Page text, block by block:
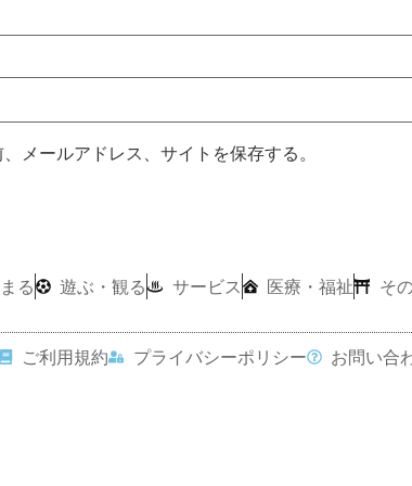
メールアドレス、サイトを保存する。
る 遊ぶ・観る サービス 医療・福祉 そ
ご利用規約 プライバシーポリシー お問い合